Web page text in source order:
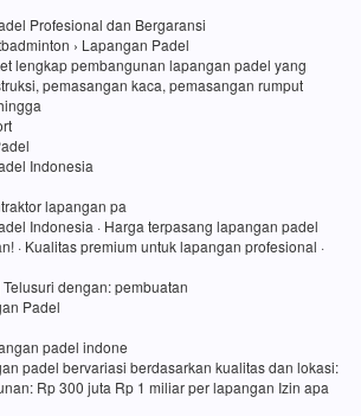
Profesional dan Bergaransi
› Lapangan Padel
lengkap pembangunan lapangan padel yang
pemasangan kaca, pemasangan rumput
Indonesia
lapangan pa
Indonesia · Harga terpasang lapangan padel
· Kualitas premium untuk lapangan profesional ·
dengan: pembuatan
Padel
padel indone
padel bervariasi berdasarkan kualitas dan lokasi:
Rp 300 juta Rp 1 miliar per lapangan Izin apa